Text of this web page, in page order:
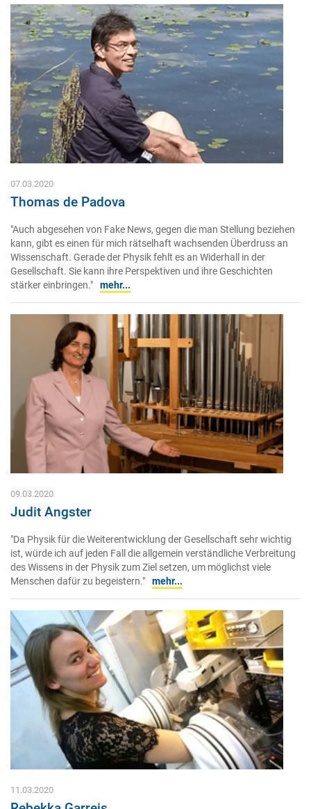
07.03.2020
Thomas de Padova
"Auch abgesehen von Fake News, gegen die man Stellung beziehen
kann, gibt es einen für mich rätselhaft wachsenden Überdruss an
Wissenschaft. Gerade der Physik fehlt es an Widerhall in der
Gesellschaft. Sie kann ihre Perspektiven und ihre Geschichten
stärker einbringen." mehr...
09.03.2020
Judit Angster
"Da Physik für die Weiterentwicklung der Gesellschaft sehr wichtig
ist, würde ich auf jeden Fall die allgemein verständliche Verbreitung
des Wissens in der Physik zum Ziel setzen, um möglichst viele
Menschen dafür zu begeistern." mehr...
11.03.2020